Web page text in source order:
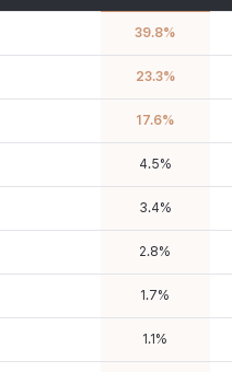
39.8%
23.3%
17.6%
4.5%
3.4%
2.8%
1.7%
1.1 %